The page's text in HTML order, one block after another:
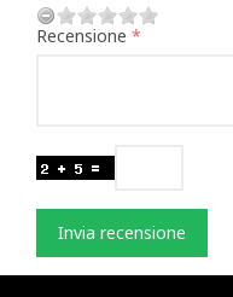
Recensione
Invia recensione